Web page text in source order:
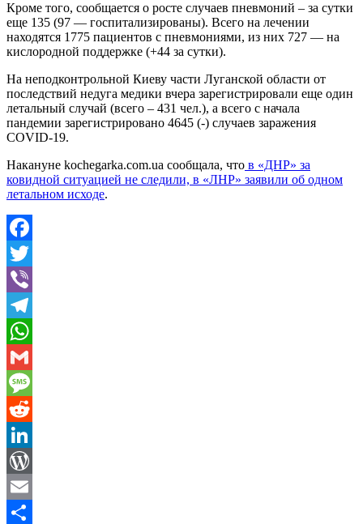
Кроме того, сообщается о росте случаев пневмоний – за сутки
еще 135 (97 — госпитализированы). Всего на лечении
находятся 1775 пациентов с пневмониями, из них 727 — на
кислородной поддержке (+44 за сутки).
На неподконтрольной Киеву части Луганской области от
последствий недуга медики вчера зарегистрировали еще один
летальный случай (всего – 431 чел.), а всего с начала
пандемии зарегистрировано 4645 (-) случаев заражения
COVID-19.
Накануне kochegarka.com.ua сообщала, что в «ДНР» за
ковидной ситуацией не следили, в «ЛНР» заявили об одном
летальном исходе.
Facebook
Twitter
Viber
Telegram
WhatsApp
Gmail
Message
Reddit
LinkedIn
WordPress
Email